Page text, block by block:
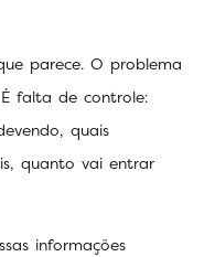
parece. O problema
falta de controle:
quais
quanto vai entrar
informações